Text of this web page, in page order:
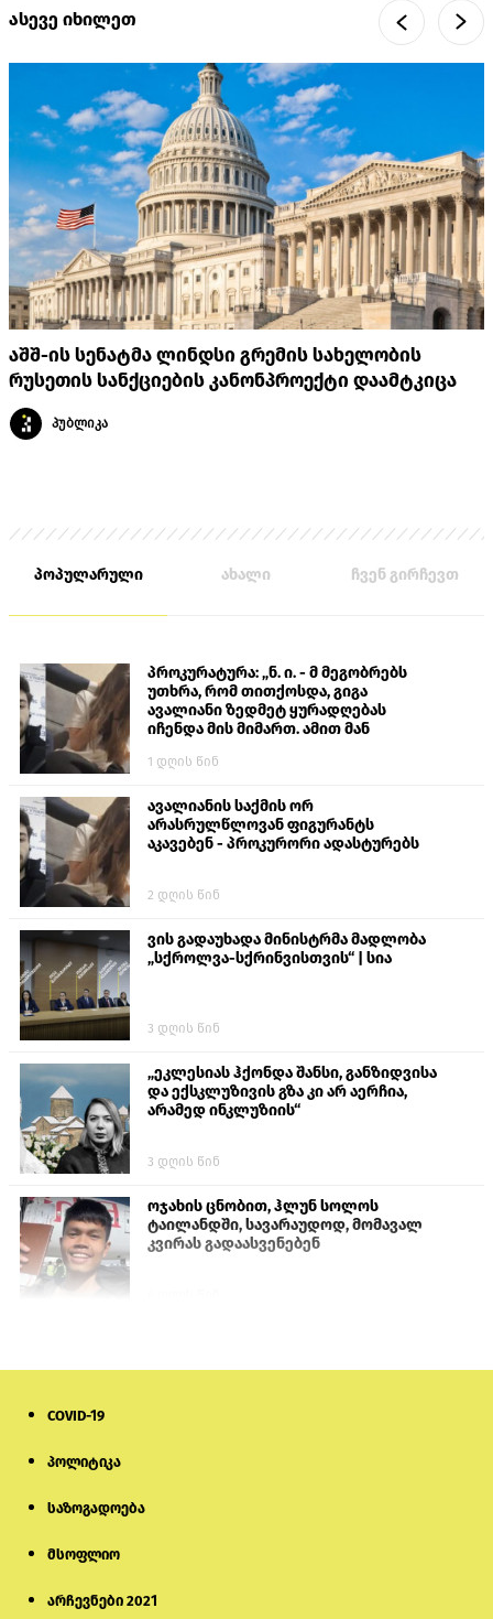
ასევე იხილეთ
აშშ-ის სენატმა ლინდსი გრემის სახელობის
რუსეთის სანქციების კანონპროექტი დაამტკიცა
პუბლიკა
პოპულარული ახალი ჩვენ გირჩევთ
პროკურატურა: „ნ. ი. - მ მეგობრებს
უთხრა, რომ თითქოსდა, გიგა
ავალიანი ზედმეტ ყურადღებას
იჩენდა მის მიმართ. ამით მან
თავს დასხმოდა გიგა ავალიანს“
1 დღის წინ
ავალიანის საქმის ორ
არასრულწლოვან ფიგურანტს
აკავებენ - პროკურორი ადასტურებს
2 დღის წინ
ვის გადაუხადა მინისტრმა მადლობა
„სქროლვა-სქრინვისთვის“ | სია
3 დღის წინ
„ეკლესიას ჰქონდა შანსი, განზიდვისა
და ექსკლუზივის გზა კი არ აერჩია,
არამედ ინკლუზიის“
3 დღის წინ
ოჯახის ცნობით, ჰლუნ სოლოს
ტაილანდში, სავარაუდოდ, მომავალ
კვირას გადაასვენებენ
ნიკოლ ფაშინიანის ცოლს, ანნა
COVID-19
პოლიტიკა
საზოგადოება
მსოფლიო
არჩევნები 2021